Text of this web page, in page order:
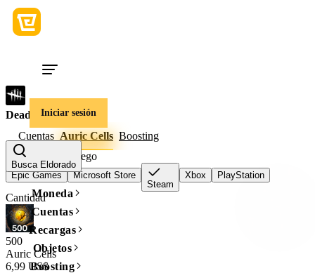
Iniciar sesión
Busca Eldorado
Moneda
Cuentas
Recargas
Objetos
Boosting
Dead By Daylight
Cuentas Auric Cells Boosting
Plataforma del juego
Epic Games
Microsoft Store
Steam
Xbox PlayStation
Cantidad
500
Auric Cells
6,99 US$